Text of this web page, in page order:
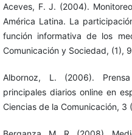
Aceves, F. J. (2004).
América Latina. La
función informativa de los
Comunicación y Sociedad, (1),
Albornoz, L. (2006).
principales diarios online en
Ciencias de la Comunicación, 3